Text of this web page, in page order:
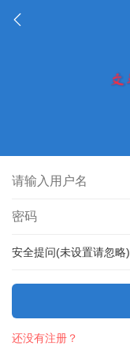
安全提问(未设置请忽略)
还没有注册？